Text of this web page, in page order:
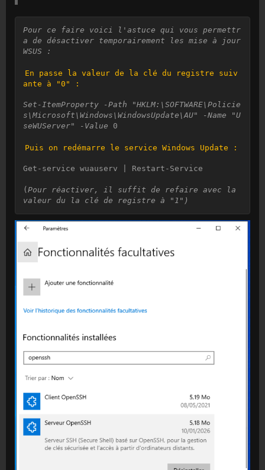
Pour ce faire voici l'astuce qui vous permettr
a de désactiver temporairement les mise à jour
WSUS :
En passe la valeur de la clé du registre suiv
ante à "0" :
Set-ItemProperty -Path "HKLM:\SOFTWARE\Policie
s\Microsoft\Windows\WindowsUpdate\AU" -Name "U
seWUServer" -Value 0
Puis on redémarre le service Windows Update :
Get-service wuauserv | Restart-Service
( Pour réactiver, il suffit de refaire avec la
valeur du la clé de registre à "1")